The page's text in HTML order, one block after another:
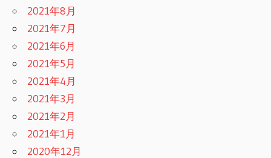
2021年8月
2021年7月
2021年6月
2021年5月
2021年4月
2021年3月
2021年2月
2021年1月
2020年12月